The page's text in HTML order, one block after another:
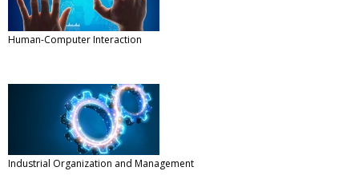
Human-Computer Interaction
Industrial Organization and Management